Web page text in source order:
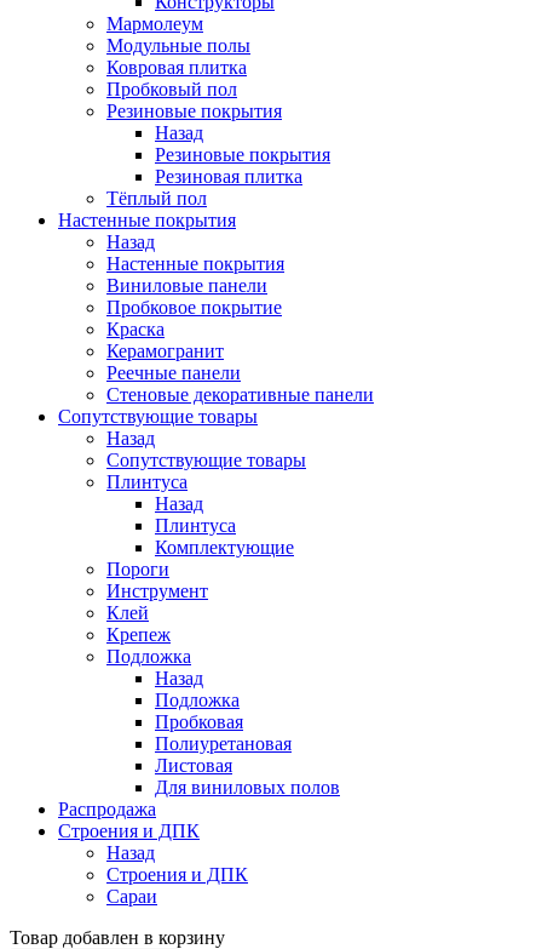
Мармолеум
Модульные полы
Ковровая плитка
Пробковый пол
Резиновые покрытия
Назад
Резиновые покрытия
Резиновая плитка
Тёплый пол
Настенные покрытия
Назад
Настенные покрытия
Виниловые панели
Пробковое покрытие
Краска
Керамогранит
Реечные панели
Стеновые декоративные панели
Сопутствующие товары
Назад
Сопутствующие товары
Плинтуса
Назад
Плинтуса
Комплектующие
Пороги
Инструмент
Клей
Крепеж
Подложка
Назад
Подложка
Пробковая
Полиуретановая
Листовая
Для виниловых полов
Распродажа
Строения и ДПК
Назад
Строения и ДПК
Сараи
Товар добавлен в корзину